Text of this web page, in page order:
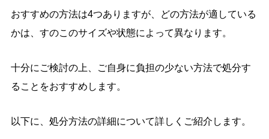
おすすめの方法は4つありますが、どの方法が適している
かは、すのこのサイズや状態によって異なります。
十分にご検討の上、ご自身に負担の少ない方法で処分す
ることをおすすめします。
以下に、処分方法の詳細について詳しくご紹介します。